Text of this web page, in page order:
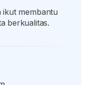
ikut membantu
berkualitas.